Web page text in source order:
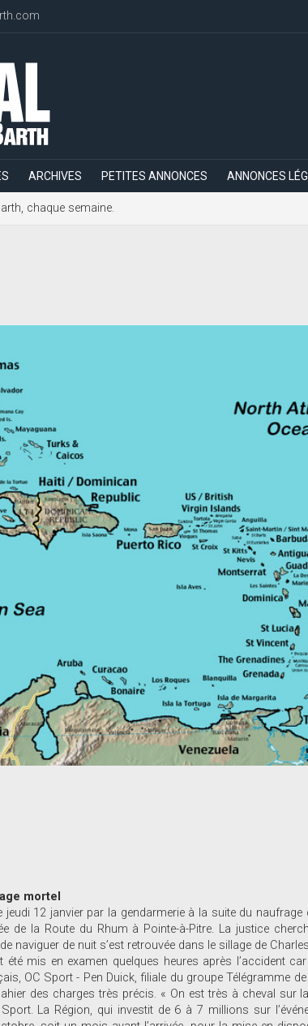
ARCHIVES PETITES ANNONCES ANNONCES
chaque semaine.
mortel
12 janvier par la gendarmerie à la suite du naufrage
de la Route du Rhum à Pointe-à-Pitre. La justice
naviguer de nuit s’est retrouvée dans le sillage de
mis en examen quelques heures après l’accident
OC Sport - Pen Duick, filiale du groupe Télégramme
des charges très précis. « On est très à cheval sur
La Région, qui investit de 6 à 7 millions sur